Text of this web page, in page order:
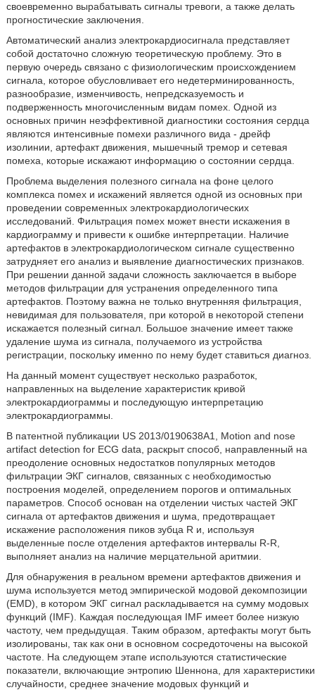
своевременно вырабатывать сигналы тревоги, а также делать
прогностические заключения.
Автоматический анализ электрокардиосигнала представляет
собой достаточно сложную теоретическую проблему. Это в
первую очередь связано с физиологическим происхождением
сигнала, которое обусловливает его недетерминированность,
разнообразие, изменчивость, непредсказуемость и
подверженность многочисленным видам помех. Одной из
основных причин неэффективной диагностики состояния сердца
являются интенсивные помехи различного вида - дрейф
изолинии, артефакт движения, мышечный тремор и сетевая
помеха, которые искажают информацию о состоянии сердца.
Проблема выделения полезного сигнала на фоне целого
комплекса помех и искажений является одной из основных при
проведении современных электрокардиологических
исследований. Фильтрация помех может внести искажения в
кардиограмму и привести к ошибке интерпретации. Наличие
артефактов в электрокардиологическом сигнале существенно
затрудняет его анализ и выявление диагностических признаков.
При решении данной задачи сложность заключается в выборе
методов фильтрации для устранения определенного типа
артефактов. Поэтому важна не только внутренняя фильтрация,
невидимая для пользователя, при которой в некоторой степени
искажается полезный сигнал. Большое значение имеет также
удаление шума из сигнала, получаемого из устройства
регистрации, поскольку именно по нему будет ставиться диагноз.
На данный момент существует несколько разработок,
направленных на выделение характеристик кривой
электрокардиограммы и последующую интерпретацию
электрокардиограммы.
В патентной публикации US 2013/0190638A1, Motion and nose
artifact detection for ECG data, раскрыт способ, направленный на
преодоление основных недостатков популярных методов
фильтрации ЭКГ сигналов, связанных с необходимостью
построения моделей, определением порогов и оптимальных
параметров. Способ основан на отделении чистых частей ЭКГ
сигнала от артефактов движения и шума, предотвращает
искажение расположения пиков зубца R и, используя
выделенные после отделения артефактов интервалы R-R,
выполняет анализ на наличие мерцательной аритмии.
Для обнаружения в реальном времени артефактов движения и
шума используется метод эмпирической модовой декомпозиции
(EMD), в котором ЭКГ сигнал раскладывается на сумму модовых
функций (IMF). Каждая последующая IMF имеет более низкую
частоту, чем предыдущая. Таким образом, артефакты могут быть
изолированы, так как они в основном сосредоточены на высокой
частоте. На следующем этапе используются статистические
показатели, включающие энтропию Шеннона, для характеристики
случайности, среднее значение модовых функций и